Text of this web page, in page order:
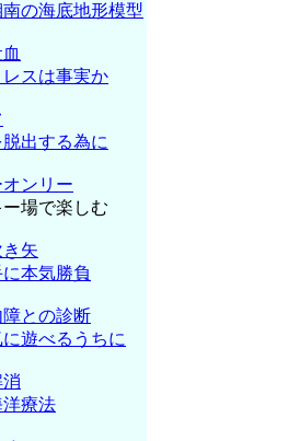
の海底地形模型
スは事実か
出する為に
ンリー
場で楽しむ
矢
本気勝負
との診断
遊べるうちに
療法